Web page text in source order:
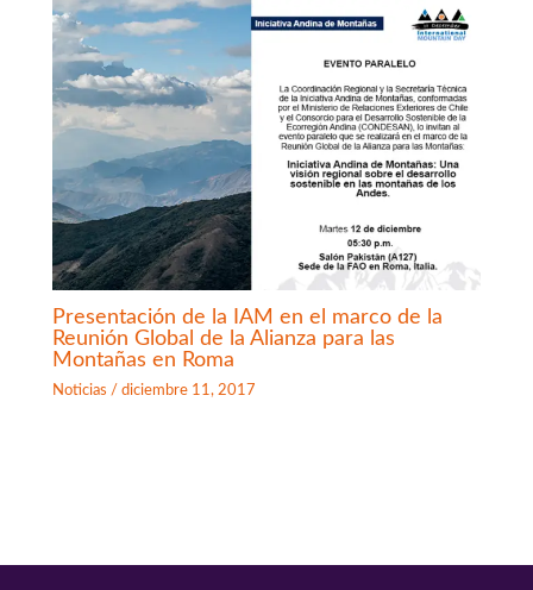
Presentación de la IAM en el marco de la
Reunión Global de la Alianza para las
Montañas en Roma
Noticias /diciembre 11, 2017